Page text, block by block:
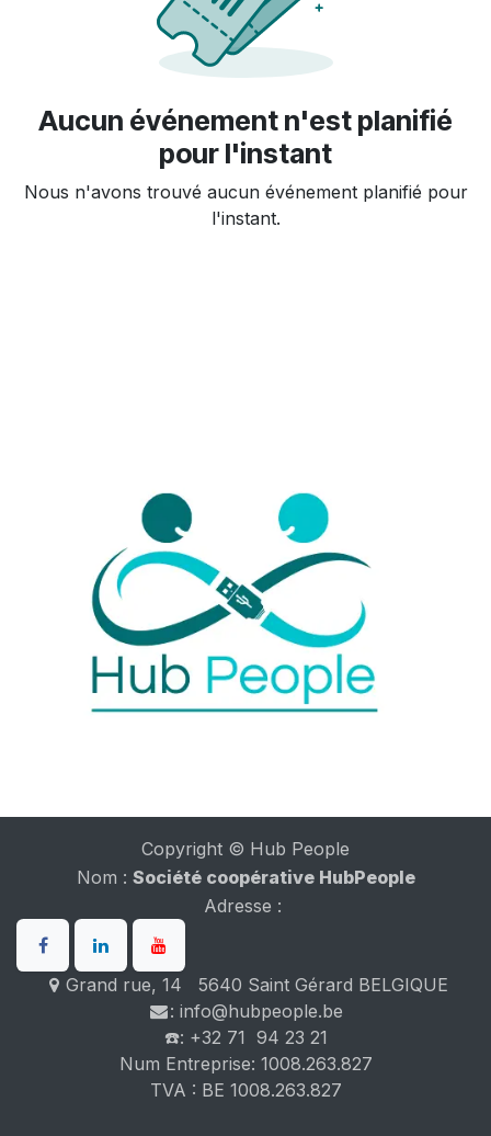
Aucun événement n'est planifié
pour l'instant
Nous n'avons trouvé aucun événement planifié pour
l'instant.
Copyright © Hub People
Nom : Société coopérative HubPeople
Adresse :
Grand rue, 14 5640 Saint Gérard BELGIQUE
: info@hubpeople.be
☎️: +32 71 94 23 21
Num Entreprise: 1008.263.827
TVA : BE 1008.263.827